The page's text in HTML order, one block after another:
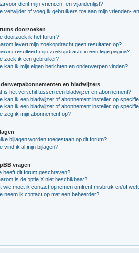
dient mijn vrienden- en vijandenlijst?
verwijder of voeg ik gebruikers toe aan mijn vrienden-
doorzoeken
doorzoek ik het forum?
levert mijn zoekopdracht geen resultaten op?
resulteert mijn zoekopdracht in een lege pagina?
zoek ik een gebruiker?
kan ik mijn eigen berichten en onderwerpen vinden?
en bladwijzers
is het verschil tussen een bladwijzer en abonnement?
kan ik een bladwijzer of abonnement instellen op
kan ik een bladwijzer of abonnement instellen op
zeg ik mijn abonnement op?
bijlagen worden toegestaan op dit forum?
vind ik al mijn bijlagen?
vragen
heeft dit forum geschreven?
is de optie X niet beschikbaar?
wie moet ik contact opnemen omtrent misbruik en/of
neem ik contact op met een beheerder?